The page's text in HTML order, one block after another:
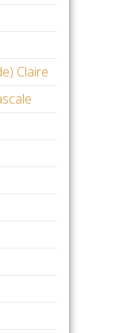
Claire